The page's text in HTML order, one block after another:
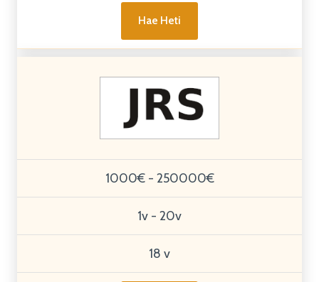
Hae Heti
1000€ - 250000€
1v - 20v
18 v